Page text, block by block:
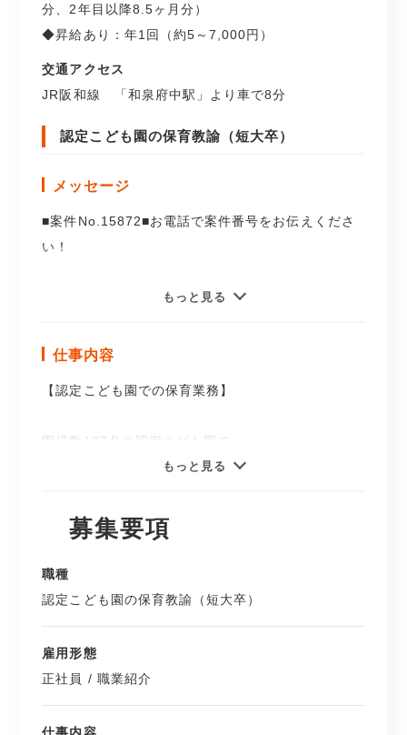
分、2年目以降8.5ヶ月分）
◆昇給あり：年1回（約5～7,000円）
交通アクセス
JR阪和線 「和泉府中駅」より車で8分
認定こども園の保育教諭（短大卒）
メッセージ
■案件No.15872■お電話で案件番号をお伝えくださ
い！
保育士の職業紹介求人案件です♪
＼ここがポイント！／
◆毎年昇給あり
令和8年3月卒業生、歓迎です！
もちろん、第二新卒や他園での経験があって
転職をお考えの方も大歓迎☆
＿＿＿＿＿＿＿＿＿＿＿＿
▼こんな園さんです
もっと見る
仕事内容
【認定こども園での保育業務】
園児数167名の認定こども園で
保育士業務全般をお願いします☆
《園の1日の流れ》
7：30 開園、順次園児の受け入れ
視診
9：30 朝の会の実施
10：00 体操、乾布摩擦
12：00 給食
もっと見る
募集要項
職種
認定こども園の保育教諭（短大卒）
雇用形態
正社員 / 職業紹介